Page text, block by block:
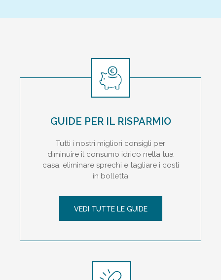
GUIDE PER IL RISPARMIO
Tutti i nostri migliori consigli per
diminuire il consumo idrico nella tua
casa, eliminare sprechi e tagliare i costi
in bolletta
VEDI TUTTE LE GUIDE